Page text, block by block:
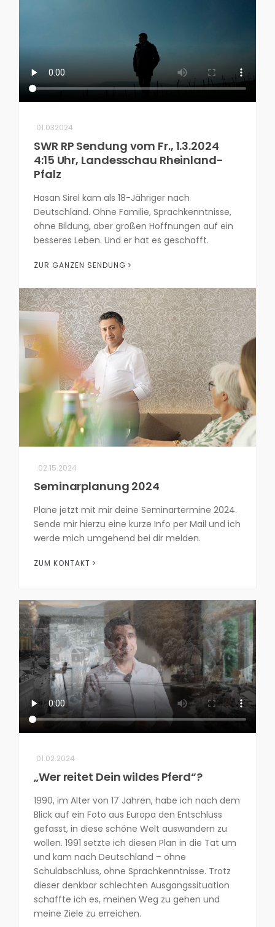
01.032024
SWR RP Sendung vom Fr., 1.3.2024
4:15 Uhr, Landesschau Rheinland-
Pfalz
Hasan Sirel kam als 18-Jähriger nach
Deutschland. Ohne Familie, Sprachkenntnisse,
ohne Bildung, aber großen Hoffnungen auf ein
besseres Leben. Und er hat es geschafft.
ZUR GANZEN SENDUNG
.02.15.2024
Seminarplanung 2024
Plane jetzt mit mir deine Seminartermine 2024.
Sende mir hierzu eine kurze Info per Mail und ich
werde mich umgehend bei dir melden.
ZUM KONTAKT
01.02.2024
„Wer reitet Dein wildes Pferd“?
1990, im Alter von 17 Jahren, habe ich nach dem
Blick auf ein Foto aus Europa den Entschluss
gefasst, in diese schöne Welt auswandern zu
wollen. 1991 setzte ich diesen Plan in die Tat um
und kam nach Deutschland – ohne
Schulabschluss, ohne Sprachkenntnisse. Trotz
dieser denkbar schlechten Ausgangssituation
schaffte ich es, meinen Weg zu gehen und
meine Ziele zu erreichen.